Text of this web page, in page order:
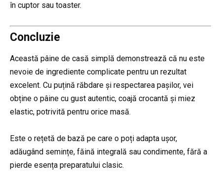
în cuptor sau toaster.
Concluzie
Această pâine de casă simplă demonstrează că nu este
nevoie de ingrediente complicate pentru un rezultat
excelent. Cu puțină răbdare și respectarea pașilor, vei
obține o pâine cu gust autentic, coajă crocantă și miez
elastic, potrivită pentru orice masă.
Este o rețetă de bază pe care o poți adapta ușor,
adăugând semințe, făină integrală sau condimente, fără a
pierde esența preparatului clasic.